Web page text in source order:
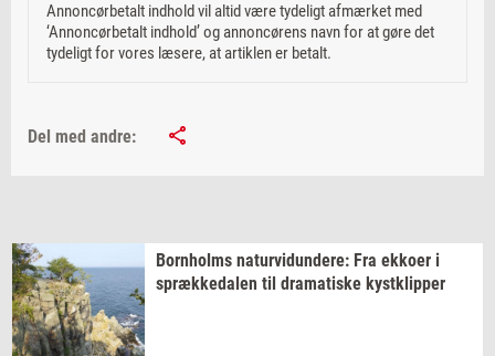
Annoncørbetalt indhold vil altid være tydeligt afmærket med
‘Annoncørbetalt indhold’ og annoncørens navn for at gøre det
tydeligt for vores læsere, at artiklen er betalt.
Del med andre:
Born­holms na­tur­vi­dun­de­re: Fra ek­ko­er i
spræk­ke­da­len til dra­ma­ti­ske kyst­klip­per